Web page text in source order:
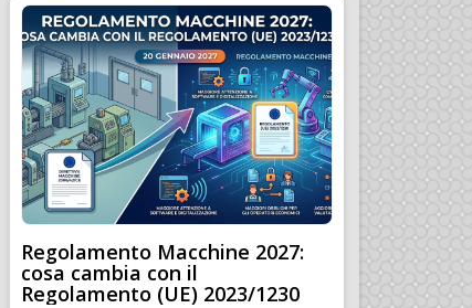
Regolamento Macchine 2027:
cosa cambia con il
Regolamento (UE) 2023/1230